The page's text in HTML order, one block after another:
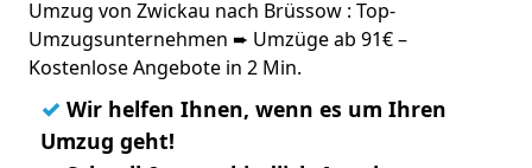
Umzug von Zwickau nach Brüssow : Top-
Umzugsunternehmen ➨ Umzüge ab 91€ –
Kostenlose Angebote in 2 Min.
✓ Wir helfen Ihnen, wenn es um Ihren
Umzug geht!